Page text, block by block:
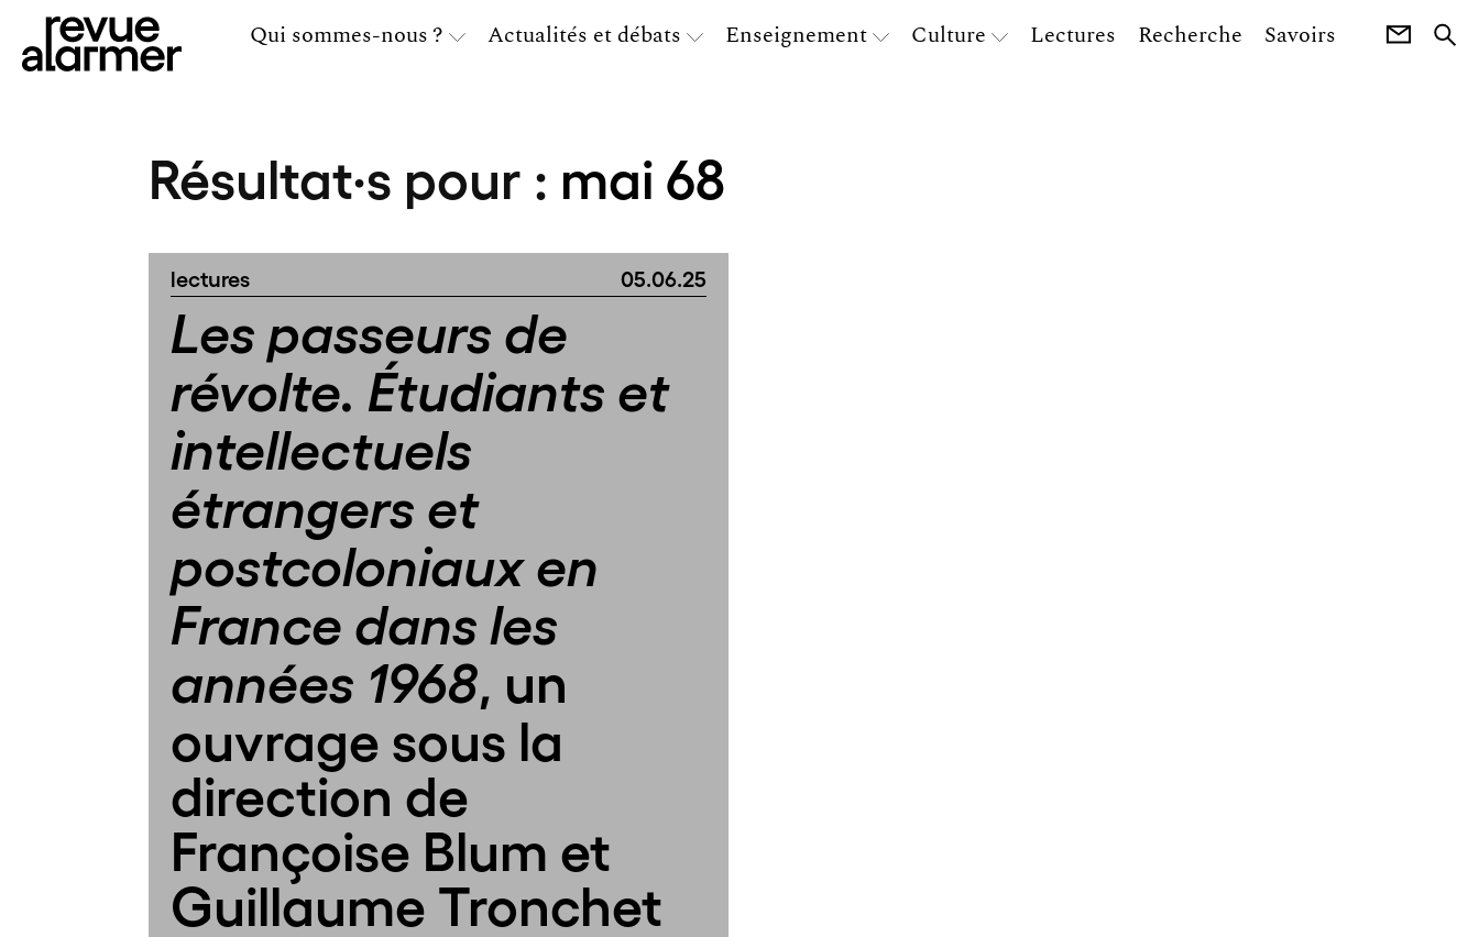
Qui sommes-nous ? Actualités et débats Enseignement Culture Lectures Recherche Savoirs
Résultat·s pour : mai 68
lectures 05.06.25
Les passeurs de
révolte. Étudiants et
intellectuels
étrangers et
postcoloniaux en
France dans les
années 1968, un
ouvrage sous la
direction de
Françoise Blum et
Guillaume Tronchet